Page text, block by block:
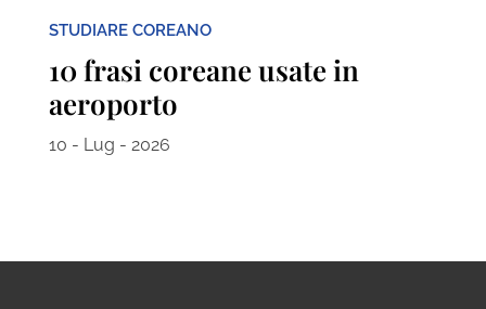
STUDIARE COREANO
10 frasi coreane usate in
aeroporto
10 - Lug - 2026